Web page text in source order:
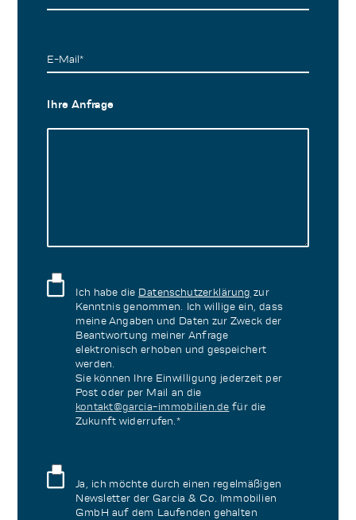
E-Mail*
Ihre Anfrage
Ich habe die Datenschutzerklärung zur
Kenntnis genommen. Ich willige ein, dass
meine Angaben und Daten zur Zweck der
Beantwortung meiner Anfrage
elektronisch erhoben und gespeichert
werden.
Sie können Ihre Einwilligung jederzeit per
Post oder per Mail an die
kontakt@garcia-immobilien.de für die
Zukunft widerrufen.*
Ja, ich möchte durch einen regelmäßigen
Newsletter der Garcia & Co. Immobilien
GmbH auf dem Laufenden gehalten